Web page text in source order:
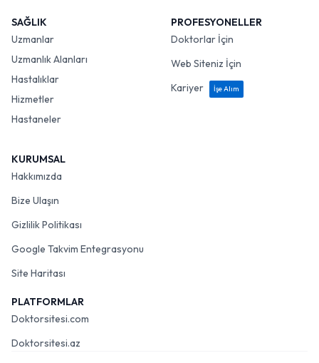
SAĞLIK
Uzmanlar
Uzmanlık Alanları
Hastalıklar
Hizmetler
Hastaneler
PROFESYONELLER
Doktorlar İçin
Web Siteniz İçin
Kariyer
İşe Alım
KURUMSAL
Hakkımızda
Bize Ulaşın
Gizlilik Politikası
Google Takvim Entegrasyonu
Site Haritası
PLATFORMLAR
Doktorsitesi.com
Doktorsitesi.az